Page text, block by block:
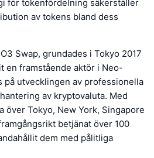
för tokenfördelning säkerställer
av tokens bland dess
Swap, grundades i Tokyo 2017
en framstående aktör i Neo-
på utvecklingen av professionella
av kryptovaluta. Med
över Tokyo, New York, Singapore
betjänat över 100
dem med pålitliga